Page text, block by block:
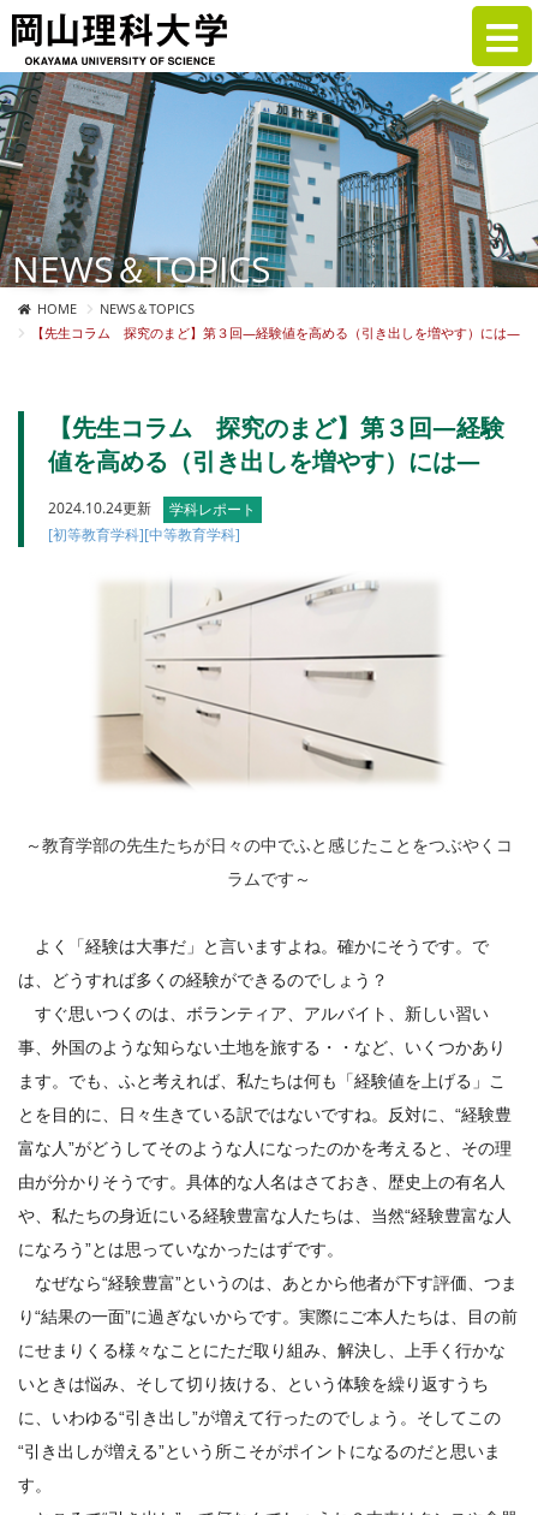
NEWS＆TOPICS
HOME
NEWS＆TOPICS
【先生コラム 探究のまど】第３回—経験値を高める（引き出しを増やす）には―
【先生コラム 探究のまど】第３回—経験
値を高める（引き出しを増やす）には―
2024.10.24更新
学科レポート
[初等教育学科][中等教育学科]
～教育学部の先生たちが日々の中でふと感じたことをつぶやくコ
ラムです～
よく「経験は大事だ」と言いますよね。確かにそうです。で
は、どうすれば多くの経験ができるのでしょう？
すぐ思いつくのは、ボランティア、アルバイト、新しい習い
事、外国のような知らない土地を旅する・・など、いくつかあり
ます。でも、ふと考えれば、私たちは何も「経験値を上げる」こ
とを目的に、日々生きている訳ではないですね。反対に、“経験豊
富な人”がどうしてそのような人になったのかを考えると、その理
由が分かりそうです。具体的な人名はさておき、歴史上の有名人
や、私たちの身近にいる経験豊富な人たちは、当然“経験豊富な人
になろう”とは思っていなかったはずです。
なぜなら“経験豊富”というのは、あとから他者が下す評価、つま
り“結果の一面”に過ぎないからです。実際にご本人たちは、目の前
にせまりくる様々なことにただ取り組み、解決し、上手く行かな
いときは悩み、そして切り抜ける、という体験を繰り返すうち
に、いわゆる“引き出し”が増えて行ったのでしょう。 そしてこの
“引き出しが増える”という所こそがポイントになるのだと思いま
す。